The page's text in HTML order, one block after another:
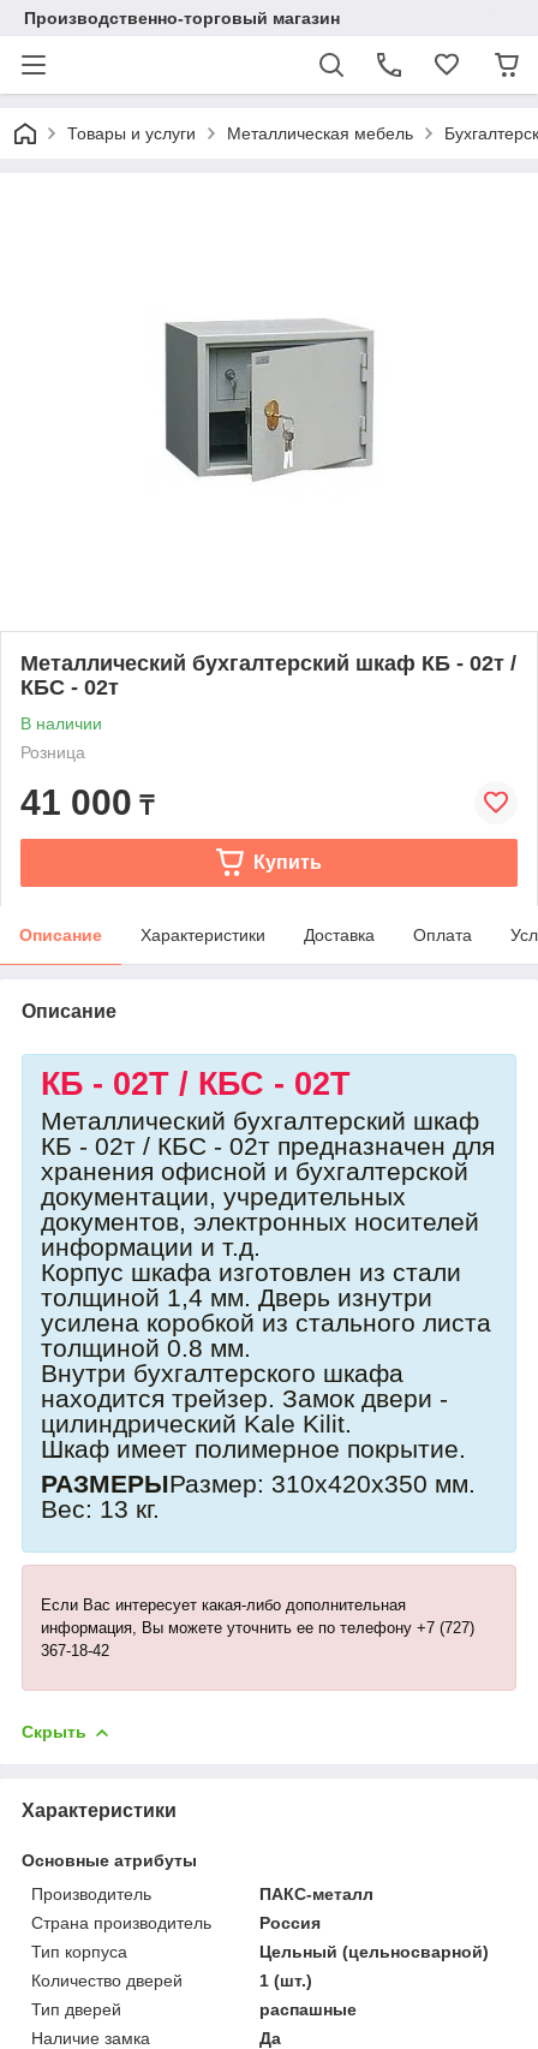
Производственно-торговый магазин
Товары и услуги Металлическая мебель
Металлический бухгалтерский шкаф КБ - 02т /
КБС - 02т
В наличии
Розница
41 000 ₸
Купить
Описание Характеристики Доставка Оплата
Описание
КБ - 02Т / КБС - 02Т
Металлический бухгалтерский шкаф
КБ - 02т / КБС - 02т предназначен для
хранения офисной и бухгалтерской
документации, учредительных
документов, электронных носителей
информации и т.д.
Корпус шкафа изготовлен из стали
толщиной 1,4 мм. Дверь изнутри
усилена коробкой из стального листа
толщиной 0.8 мм.
Внутри бухгалтерского шкафа
находится трейзер. Замок двери -
цилиндрический Kale Kilit.
Шкаф имеет полимерное покрытие.
РАЗМЕРЫРазмер: 310х420х350 мм.
Вес: 13 кг.
Если Вас интересует какая-либо дополнительная
информация, Вы можете уточнить ее по телефону +7 (727)
367-18-42
Скрыть
Характеристики
Основные атрибуты
Производитель
ПАКС-металл
Страна производитель
Россия
Тип корпуса
Цельный (цельносварной)
Количество дверей
1 (шт.)
Тип дверей
распашные
Наличие замка
Да